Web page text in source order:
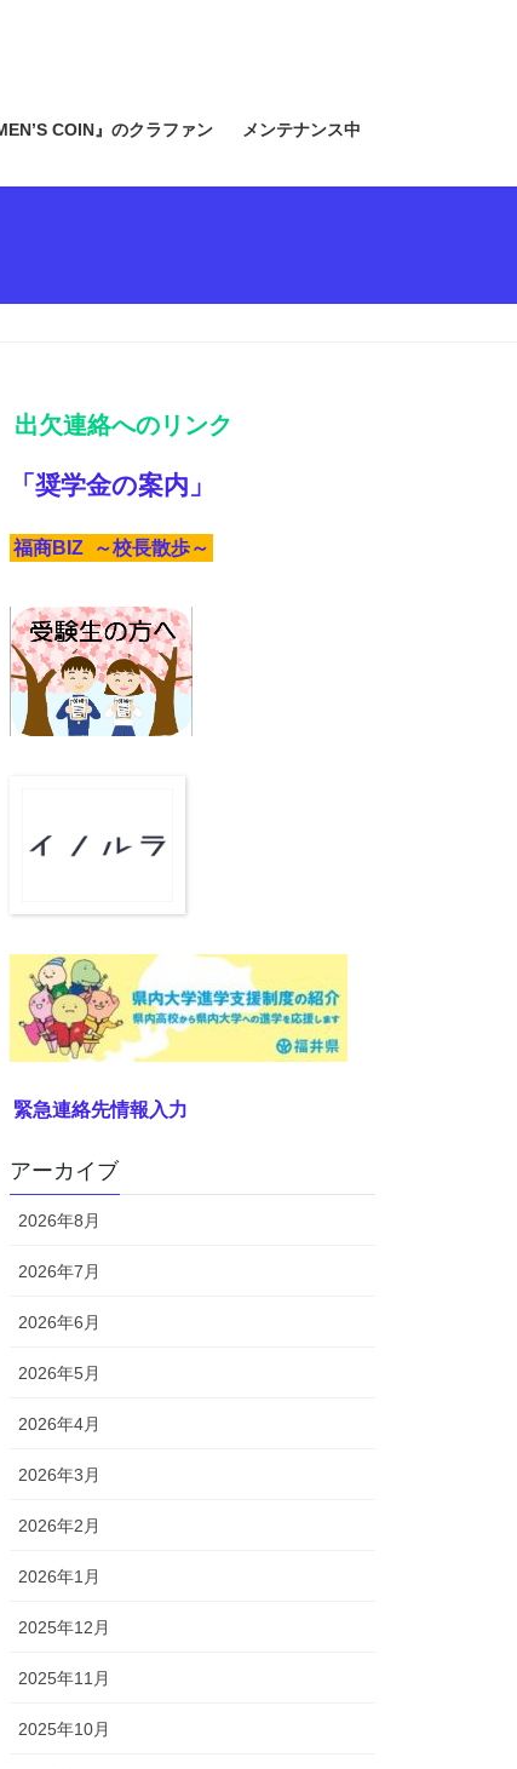
COIN』のクラファン メンテナンス中
出欠連絡へのリンク
「奨学金の案内」
福商BIZ ～校長散歩～
緊急連絡先情報入力
アーカイブ
2026年8月
2026年7月
2026年6月
2026年5月
2026年4月
2026年3月
2026年2月
2026年1月
2025年12月
2025年11月
2025年10月